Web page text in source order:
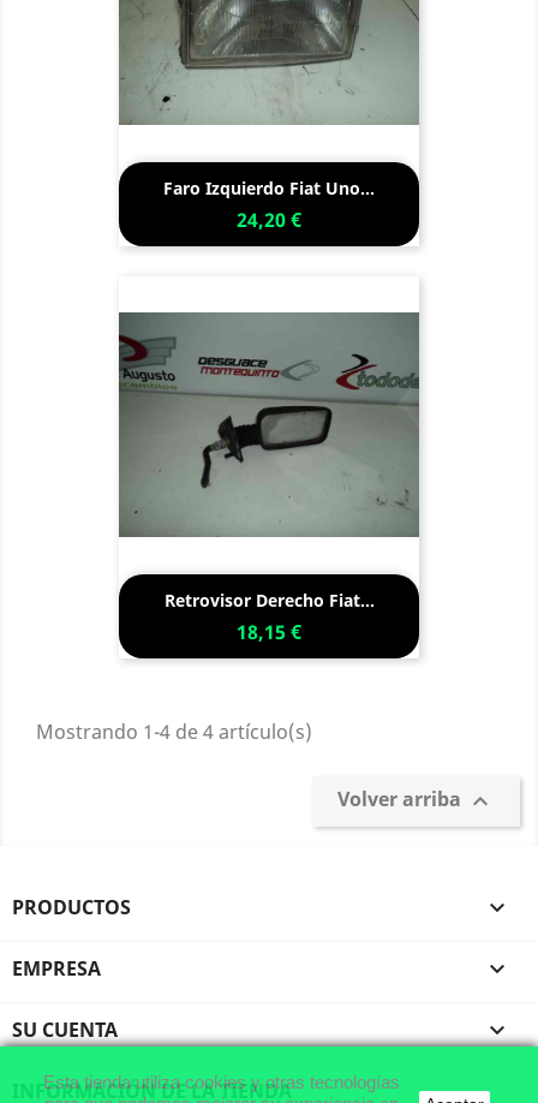
Faro Izquierdo Fiat Uno...
24,20 €
Retrovisor Derecho Fiat...
18,15 €
Mostrando 1-4 de 4 artículo(s)
Volver arriba 
PRODUCTOS 
EMPRESA 
SU CUENTA 
INFORMACIÓN DE LA TIENDA
Esta tienda utiliza cookies y otras tecnologías